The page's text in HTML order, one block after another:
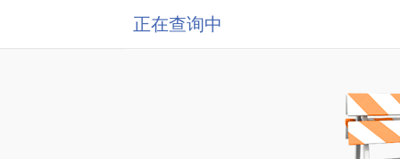
正在查询中